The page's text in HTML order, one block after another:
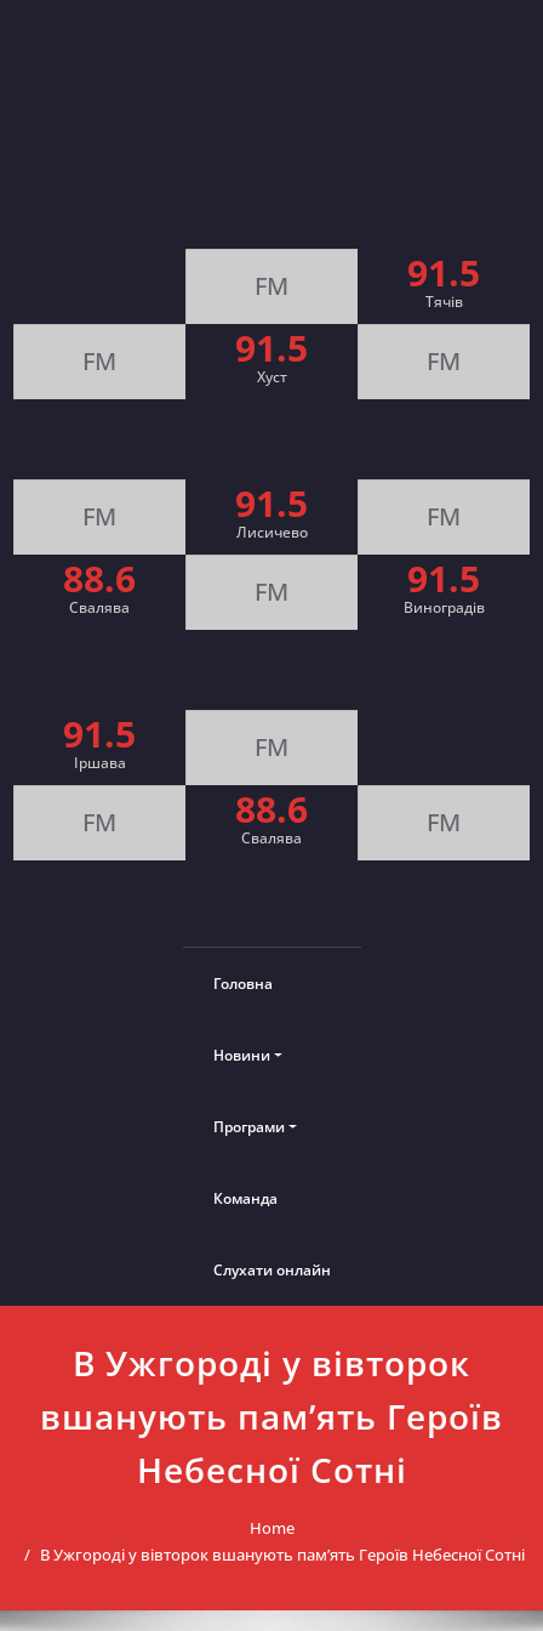
FM 91.5
Тячів
FM 91.5
Хуст FM
FM 91.5
Лисичево FM
88.6
Свалява FM 91.5
Виноградів
91.5
Іршава FM
FM 88.6
Cвалява FM
Головна
Новини
Програми
Команда
Слухати онлайн
В Ужгороді у вівторок
вшанують пам’ять Героїв
Небесної Сотні
Home
В Ужгороді у вівторок вшанують пам’ять Героїв Небесної Сотні